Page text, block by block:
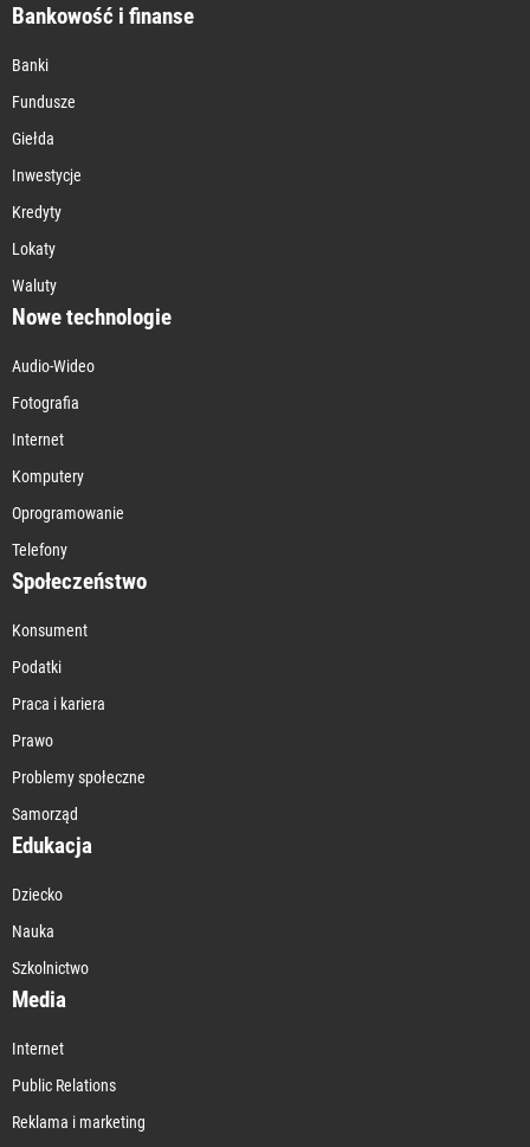
Bankowość i finanse
Banki
Fundusze
Giełda
Inwestycje
Kredyty
Lokaty
Waluty
Nowe technologie
Audio-Wideo
Fotografia
Internet
Komputery
Oprogramowanie
Telefony
Społeczeństwo
Konsument
Podatki
Praca i kariera
Prawo
Problemy społeczne
Samorząd
Edukacja
Dziecko
Nauka
Szkolnictwo
Media
Internet
Public Relations
Reklama i marketing